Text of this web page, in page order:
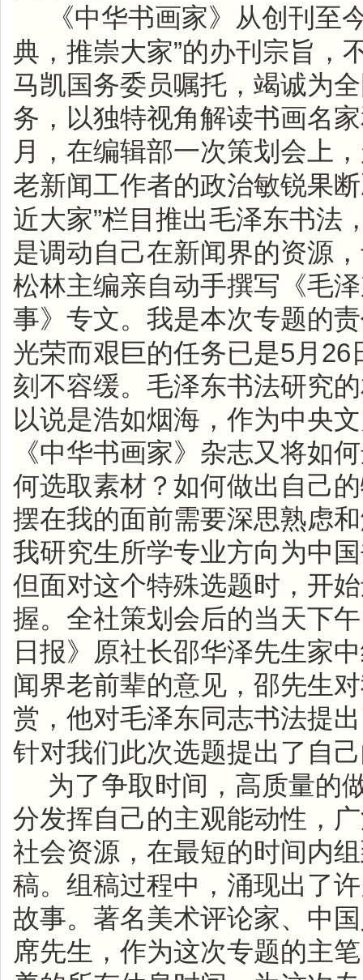
《中华书画家》从创刊至
典，推崇大家”的办刊宗旨，
马凯国务委员嘱托，竭诚为
务，以独特视角解读书画名
月，在编辑部一次策划会上
老新闻工作者的政治敏锐果
近大家”栏目推出毛泽东书法
是调动自己在新闻界的资源
松林主编亲自动手撰写《毛
事》专文。我是本次专题的
光荣而艰巨的任务已是5月 26
刻不容缓。毛泽东书法研究
以说是浩如烟海，作为中央
《中华书画家》杂志又将如
何选取素材？如何做出自己
摆在我的面前需要深思熟虑
我研究生所学专业方向为中
但面对这个特殊选题时，开
握。全社策划会后的当天下
日报》原社长邵华泽先生家
闻界老前辈的意见， 邵先生
赏，他对毛泽东同志书法提
针对我们此次选题提出了自
为了争取时间，高质量的
分发挥自己的主观能动性，
社会资源，在最短的时间内
稿。组稿过程中，涌现出了
故事。著名美术评论家、中
席先生，作为这次专题的主